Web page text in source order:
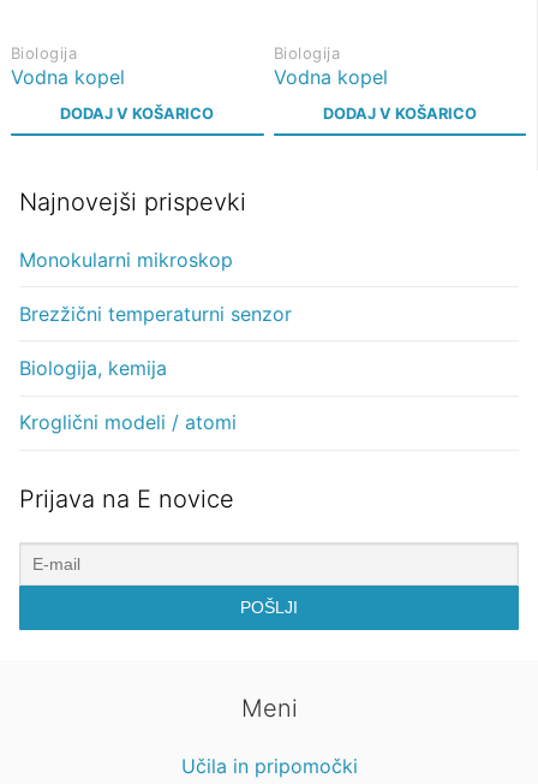
Biologija
Vodna kopel
DODAJ V KOŠARICO
Biologija
Vodna kopel
DODAJ V KOŠARICO
Najnovejši prispevki
Monokularni mikroskop
Brezžični temperaturni senzor
Biologija, kemija
Kroglični modeli / atomi
Prijava na E novice
Meni
Učila in pripomočki